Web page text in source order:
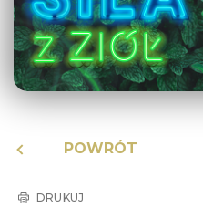
POWRÓT
DRUKUJ